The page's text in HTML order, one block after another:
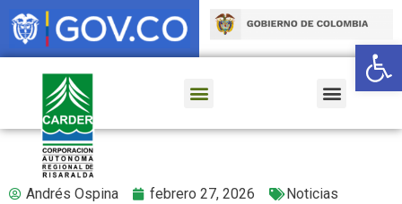
Andrés Ospina febrero 27, 2026 Noticias